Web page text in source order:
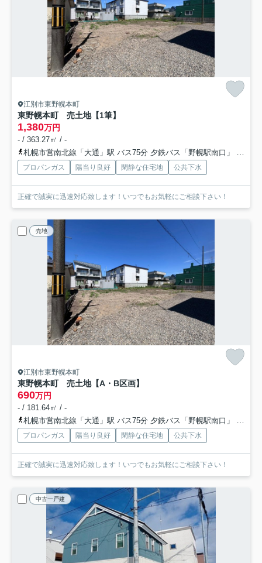
江別市東野幌本町
東野幌本町 売土地【1筆】
1,380万円
- / 363.27㎡ / -
札幌市営南北線「大通」駅 バス75分 夕鉄バス「野幌駅南口」 停歩10分
プロパンガス 陽当り良好 閑静な住宅地 公共下水
正確で誠実に迅速対応致します！いつでもお気軽にご相談下さい！
売地
江別市東野幌本町
東野幌本町 売土地【A・B区画】
690万円
- / 181.64㎡ / -
札幌市営南北線「大通」駅 バス75分 夕鉄バス「野幌駅南口」 停歩10分
プロパンガス 陽当り良好 閑静な住宅地 公共下水
正確で誠実に迅速対応致します！いつでもお気軽にご相談下さい！
中古一戸建